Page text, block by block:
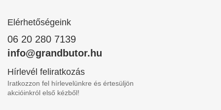
Elérhetőségeink
06 20 280 7139
info@grandbutor.hu
Hírlevél feliratkozás
Iratkozzon fel hírlevelünkre és értesüljön
akcióinkról első kézből!